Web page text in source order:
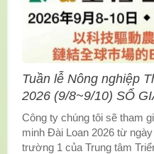
Tuần lễ Nông nghiệp
2026 (9/8~9/10) SỐ
Công ty chúng tôi sẽ tham
minh Đài Loan 2026 từ
trường 1 của Trung tâm